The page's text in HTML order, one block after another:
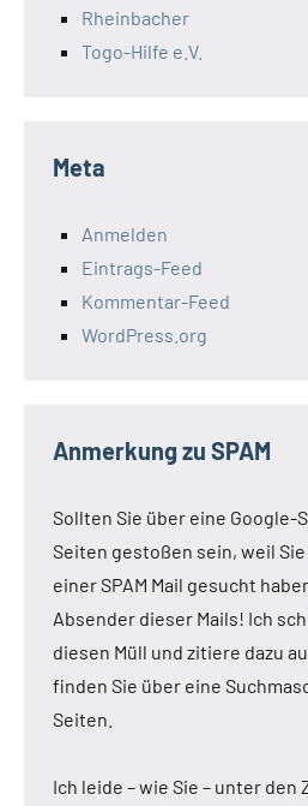
Rheinbacher
Togo-Hilfe e.V.
Meta
Anmelden
Eintrags-Feed
Kommentar-Feed
WordPress.org
Anmerkung zu SPAM
Sollten Sie über eine Google-
Seiten gestoßen sein, weil
einer SPAM Mail gesucht
Absender dieser Mails! Ich
diesen Müll und zitiere dazu
finden Sie über eine
Seiten.
Ich leide – wie Sie – unter